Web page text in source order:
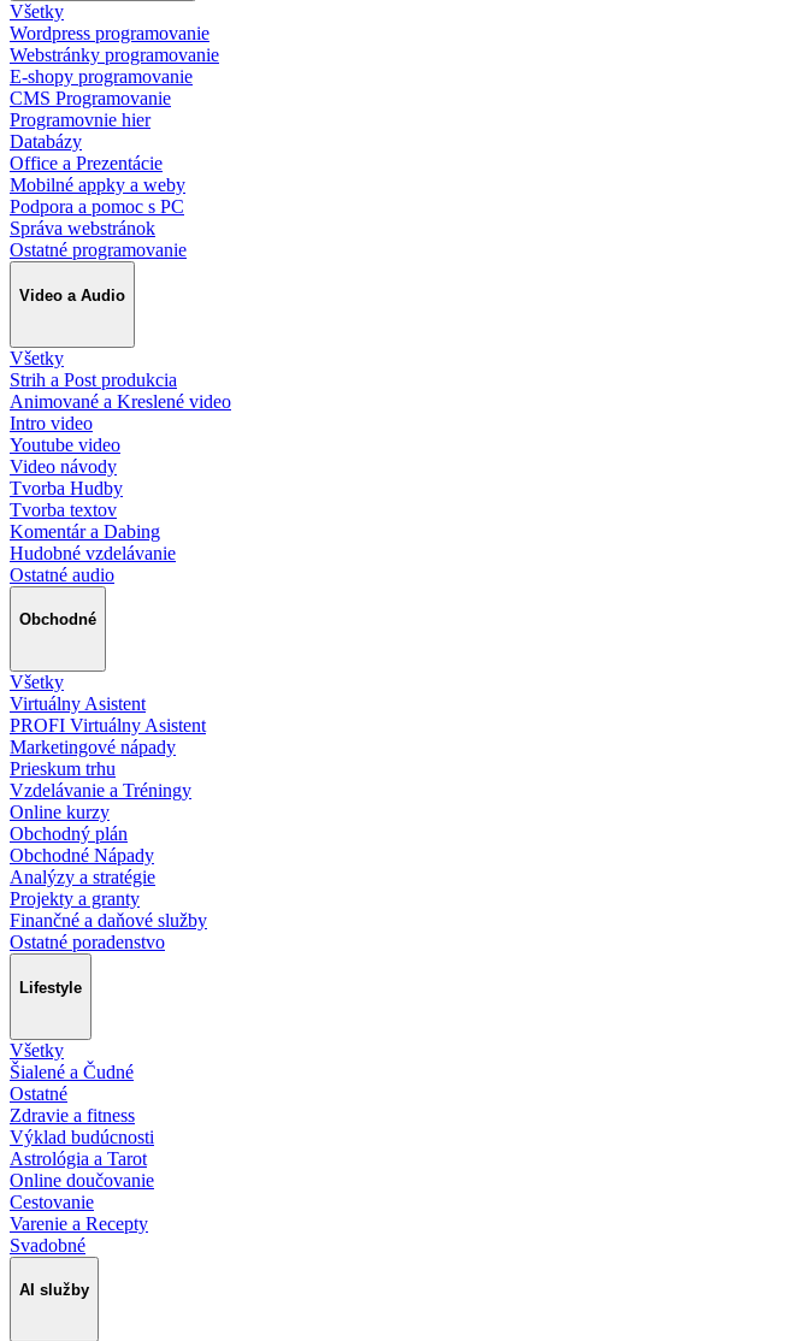
Všetky
Wordpress programovanie
Webstránky programovanie
E-shopy programovanie
CMS Programovanie
Programovnie hier
Databázy
Office a Prezentácie
Mobilné appky a weby
Podpora a pomoc s PC
Správa webstránok
Ostatné programovanie
Video a Audio
Všetky
Strih a Post produkcia
Animované a Kreslené video
Intro video
Youtube video
Video návody
Tvorba Hudby
Tvorba textov
Komentár a Dabing
Hudobné vzdelávanie
Ostatné audio
Obchodné
Všetky
Virtuálny Asistent
PROFI Virtuálny Asistent
Marketingové nápady
Prieskum trhu
Vzdelávanie a Tréningy
Online kurzy
Obchodný plán
Obchodné Nápady
Analýzy a stratégie
Projekty a granty
Finančné a daňové služby
Ostatné poradenstvo
Lifestyle
Všetky
Šialené a Čudné
Ostatné
Zdravie a fitness
Výklad budúcnosti
Astrológia a Tarot
Online doučovanie
Cestovanie
Varenie a Recepty
Svadobné
AI služby